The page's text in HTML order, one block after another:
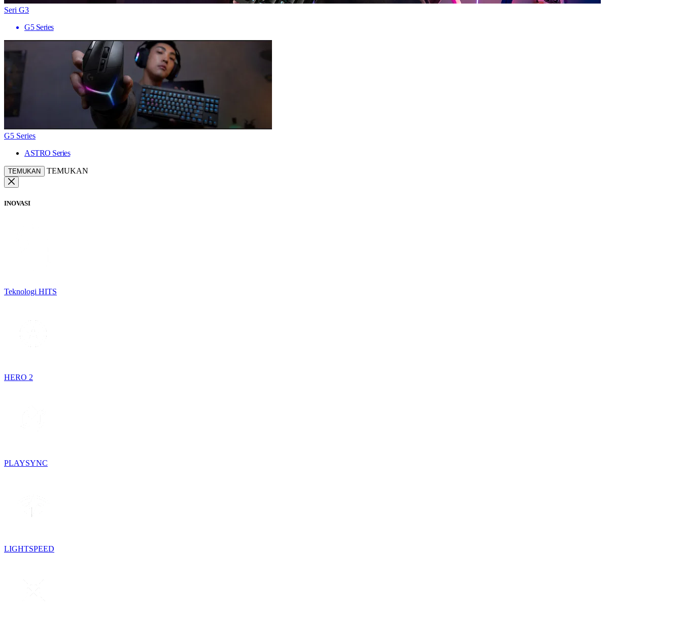
Seri G3
G5 Series
G5 Series
ASTRO Series
TEMUKAN TEMUKAN
INOVASI
Teknologi HITS
HERO 2
PLAYSYNC
LIGHTSPEED